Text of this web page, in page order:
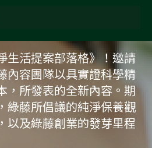
生活提案部落格》！邀請
內容團隊以具實證科學精
，所發表的全新內容。期
綠藤所倡議的純淨保養觀
以及綠藤創業的發芽里程